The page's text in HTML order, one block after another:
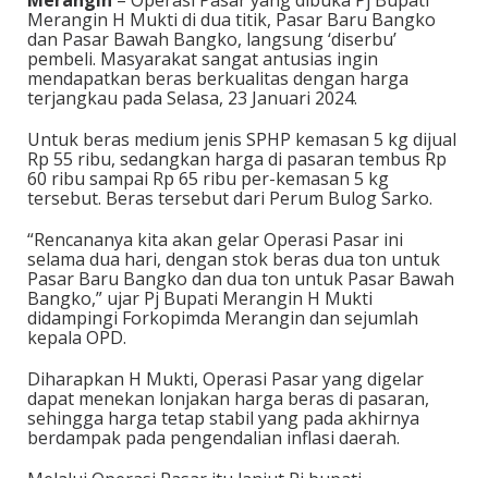
Merangin H Mukti di dua titik, Pasar Baru Bangko
dan Pasar Bawah Bangko, langsung ‘diserbu’
pembeli. Masyarakat sangat antusias ingin
mendapatkan beras berkualitas dengan harga
terjangkau pada Selasa, 23 Januari 2024.
Untuk beras medium jenis SPHP kemasan 5 kg dijual
Rp 55 ribu, sedangkan harga di pasaran tembus Rp
60 ribu sampai Rp 65 ribu per-kemasan 5 kg
tersebut. Beras tersebut dari Perum Bulog Sarko.
“Rencananya kita akan gelar Operasi Pasar ini
selama dua hari, dengan stok beras dua ton untuk
Pasar Baru Bangko dan dua ton untuk Pasar Bawah
Bangko,” ujar Pj Bupati Merangin H Mukti
didampingi Forkopimda Merangin dan sejumlah
kepala OPD.
Diharapkan H Mukti, Operasi Pasar yang digelar
dapat menekan lonjakan harga beras di pasaran,
sehingga harga tetap stabil yang pada akhirnya
berdampak pada pengendalian inflasi daerah.